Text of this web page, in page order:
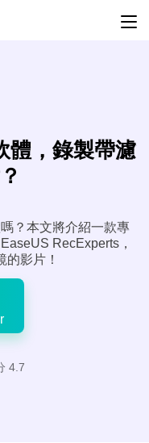
體，錄製帶濾
？本文將介紹一款專
RecExperts，
的影片！
4.7